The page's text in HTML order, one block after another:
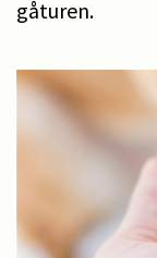
gåturen.